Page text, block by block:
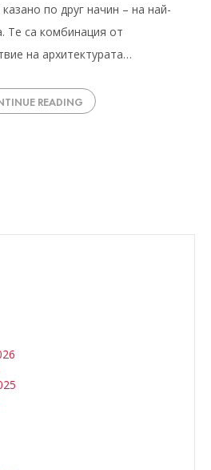
по друг начин – на най-
Те са комбинация от
на архитектурата…
READING